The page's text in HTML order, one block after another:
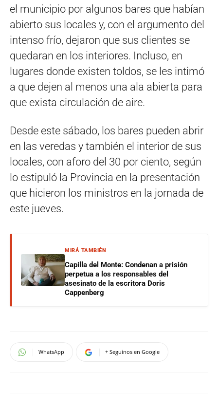
el municipio por algunos bares que habían
abierto sus locales y, con el argumento del
intenso frío, dejaron que sus clientes se
quedaran en los interiores. Incluso, en
lugares donde existen toldos, se les intimó
a que dejen al menos una ala abierta para
que exista circulación de aire.
Desde este sábado, los bares pueden abrir
en las veredas y también el interior de sus
locales, con aforo del 30 por ciento, según
lo estipuló la Provincia en la presentación
que hicieron los ministros en la jornada de
este jueves.
MIRÁ TAMBIÉN
Capilla del Monte: Condenan a prisión
perpetua a los responsables del
asesinato de la escritora Doris
Cappenberg
WhatsApp + Seguinos en Google